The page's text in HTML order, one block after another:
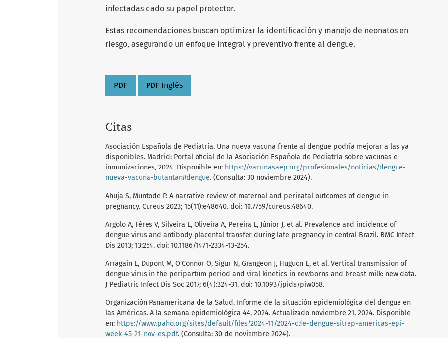
infectadas dado su papel protector.
Estas recomendaciones buscan optimizar la identificación y manejo de neonatos en
riesgo, asegurando un enfoque integral y preventivo frente al dengue.
PDF PDF Inglés
Citas
Asociación Española de Pediatría. Una nueva vacuna frente al dengue podría mejorar a las ya
disponibles. Madrid: Portal oficial de la Asociación Española de Pediatría sobre vacunas e
inmunizaciones, 2024. Disponible en: https://vacunasaep.org/profesionales/noticias/dengue-
nueva-vacuna-butantan#dengue. (Consulta: 30 noviembre 2024).
Ahuja S, Muntode P. A narrative review of maternal and perinatal outcomes of dengue in
pregnancy. Cureus 2023; 15(11):e48640. doi: 10.7759/cureus.48640.
Argolo A, Féres V, Silveira L, Oliveira A, Pereira L, Júnior J, et al. Prevalence and incidence of
dengue virus and antibody placental transfer during late pregnancy in central Brazil. BMC Infect
Dis 2013; 13:254. doi: 10.1186/1471-2334-13-254.
Arragain L, Dupont M, O'Connor O, Sigur N, Grangeon J, Huguon E, et al. Vertical transmission of
dengue virus in the peripartum period and viral kinetics in newborns and breast milk: new data.
J Pediatric Infect Dis Soc 2017; 6(4):324-31. doi: 10.1093/jpids/piw058.
Organización Panamericana de la Salud. Informe de la situación epidemiológica del dengue en
las Américas. A la semana epidemiológica 44, 2024. Actualizado noviembre 21, 2024. Disponible
en: https://www.paho.org/sites/default/files/2024-11/2024-cde-dengue-sitrep-americas-epi-
week-45-21-nov-es.pdf. (Consulta: 30 de noviembre 2024).